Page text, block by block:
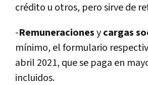
crédito u otros, pero sirve de
-Remuneracionesycargas
mínimo, el formulario
abril 2021, que se paga en
incluidos.